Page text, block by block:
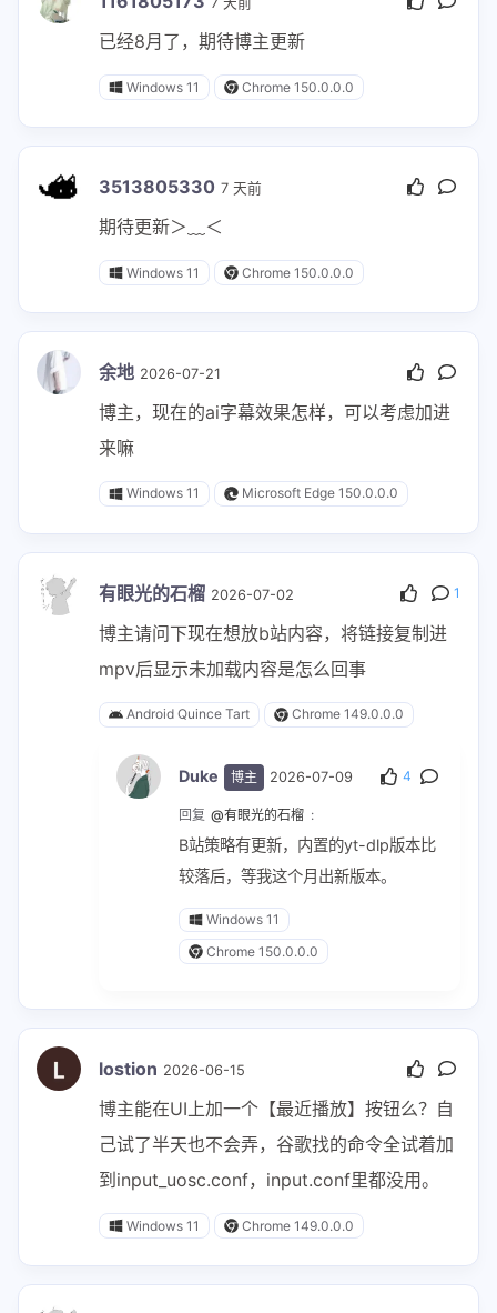
已经8月了，期待博主更新
Windows 11 Chrome 150.0.0.0
3513805330 7 天前
期待更新＞﹏＜
Windows 11 Chrome 150.0.0.0
余地 2026-07-21
博主，现在的ai字幕效果怎样，可以考虑加进
来嘛
Windows 11 Microsoft Edge 150.0.0.0
有眼光的石榴 2026-07-02 1
博主请问下现在想放b站内容，将链接复制进
mpv后显示未加载内容是怎么回事
Android Quince Tart Chrome 149.0.0.0
Duke 博主 2026-07-09 4
回复 @有眼光的石榴 :
B站策略有更新，内置的yt-dlp版本比
较落后，等我这个月出新版本。
Windows 11
Chrome 150.0.0.0
lostion 2026-06-15
博主能在UI上加一个【最近播放】按钮么？自
己试了半天也不会弄，谷歌找的命令全试着加
到input_uosc.conf，input.conf里都没用。
Windows 11 Chrome 149.0.0.0